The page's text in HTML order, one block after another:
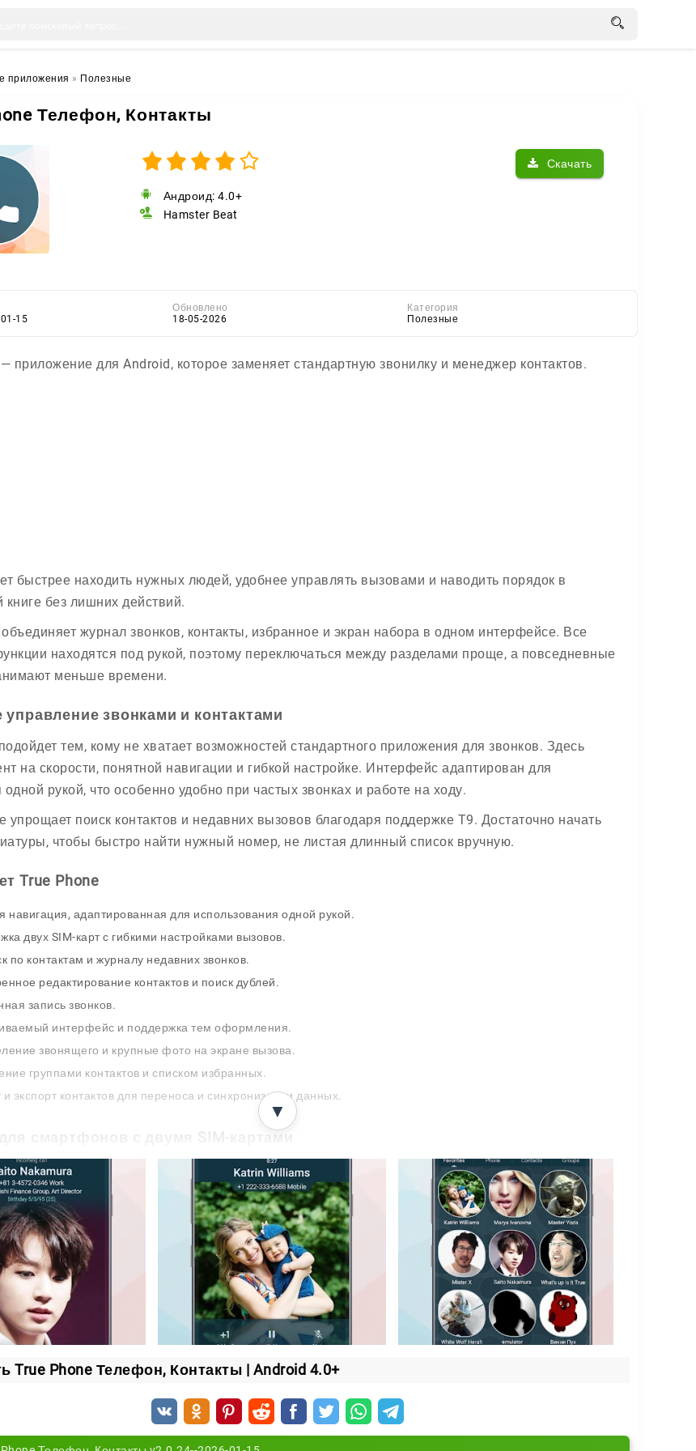
приложения » Полезные
Телефон, Контакты
Скачать
Андроид: 4.0+
Hamster Beat
15
Обновлено
18-05-2026
Категория
Полезные
— приложение для Android, которое заменяет стандартную звонилку и менеджер контактов.
быстрее находить нужных людей, удобнее управлять вызовами и наводить порядок в
без лишних действий.
журнал звонков, контакты, избранное и экран набора в одном интерфейсе. Все
находятся под рукой, поэтому переключаться между разделами проще, а повседневные
меньше времени.
управление звонками и контактами
тем, кому не хватает возможностей стандартного приложения для звонков. Здесь
на скорости, понятной навигации и гибкой настройке. Интерфейс адаптирован для
рукой, что особенно удобно при частых звонках и работе на ходу.
упрощает поиск контактов и недавних вызовов благодаря поддержке T9. Достаточно начать
чтобы быстро найти нужный номер, не листая длинный список вручную.
True Phone
навигация, адаптированная для использования одной рукой.
двух SIM-карт с гибкими настройками вызовов.
по контактам и журналу недавних звонков.
редактирование контактов и поиск дублей.
запись звонков.
интерфейс и поддержка тем оформления.
звонящего и крупные фото на экране вызова.
группами контактов и списком избранных.
экспорт контактов для переноса и синхронизации данных.
смартфонов с двумя SIM-картами
особенно полезен на устройствах с двумя SIM-картами. Приложение помогает избежать
звонках и упрощает выбор нужного номера для исходящей связи. Это удобно, если одна SIM
для личных контактов, а вторая — для работы.
для каждой SIM-карты делают управление связью более понятным. За счет этого проще
вызовы, быстрее выбирать нужный вариант и не тратить время на лишние действия.
под свои привычки
сторон True Phone — широкая персонализация. Пользователь может настроить внешний вид
свой сценарий использования.
приложение становится не просто заменой стандартной звонилки, а более функциональным
▼
True Phone Телефон, Контакты | Android 4.0+